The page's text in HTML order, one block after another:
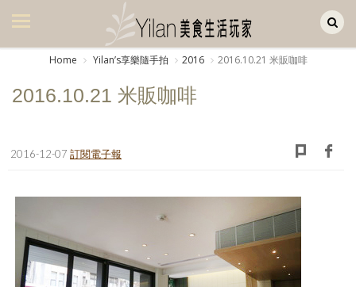
美食集
書房集
日記簿
Home Yilanʼs享樂隨手拍 2016 2016.10.21 米販咖啡
2016.10.21 米販咖啡
2016-12-07 訂閱電子報